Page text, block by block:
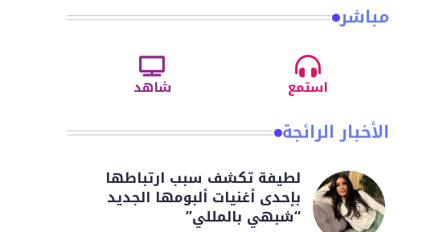
مباشر
استمع شاهد
الأخبار الرائجة
لطيفة تكشف سبب ارتباطها
بإحدى أغنيات ألبومها الجديد
“شبهي بالمللي”